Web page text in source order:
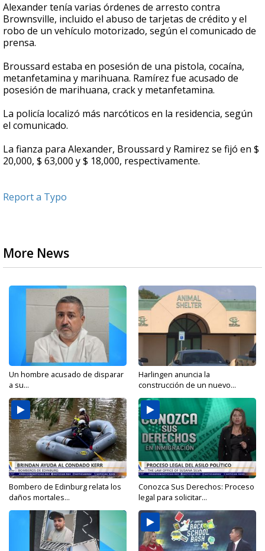
Alexander tenía varias órdenes de arresto contra
Brownsville, incluido el abuso de tarjetas de crédito y el
robo de un vehículo motorizado, según el comunicado de
prensa.
Broussard estaba en posesión de una pistola, cocaína,
metanfetamina y marihuana. Ramírez fue acusado de
posesión de marihuana, crack y metanfetamina.
La policía localizó más narcóticos en la residencia, según
el comunicado.
La fianza para Alexander, Broussard y Ramirez se fijó en $
20,000, $ 63,000 y $ 18,000, respectivamente.
Report a Typo
More News
Un hombre acusado de disparar
a su...
Harlingen anuncia la
construcción de un nuevo...
Bombero de Edinburg relata los
daños mortales...
Conozca Sus Derechos: Proceso
legal para solicitar...